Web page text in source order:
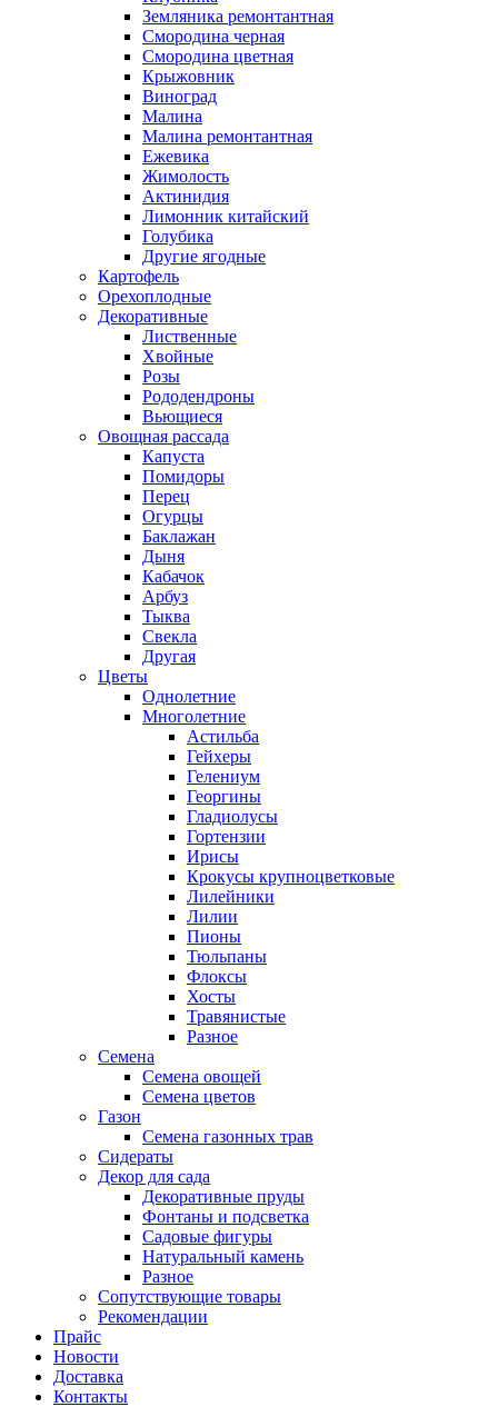
Земляника ремонтантная
Смородина черная
Смородина цветная
Крыжовник
Виноград
Малина
Малина ремонтантная
Ежевика
Жимолость
Актинидия
Лимонник китайский
Голубика
Другие ягодные
Картофель
Орехоплодные
Декоративные
Лиственные
Хвойные
Розы
Рододендроны
Вьющиеся
Овощная рассада
Капуста
Помидоры
Перец
Огурцы
Баклажан
Дыня
Кабачок
Арбуз
Тыква
Свекла
Другая
Цветы
Однолетние
Многолетние
Астильба
Гейхеры
Гелениум
Георгины
Гладиолусы
Гортензии
Ирисы
Крокусы крупноцветковые
Лилейники
Лилии
Пионы
Тюльпаны
Флоксы
Хосты
Травянистые
Разное
Семена
Семена овощей
Семена цветов
Газон
Семена газонных трав
Сидераты
Декор для сада
Декоративные пруды
Фонтаны и подсветка
Садовые фигуры
Натуральный камень
Разное
Сопутствующие товары
Рекомендации
Прайс
Новости
Доставка
Контакты